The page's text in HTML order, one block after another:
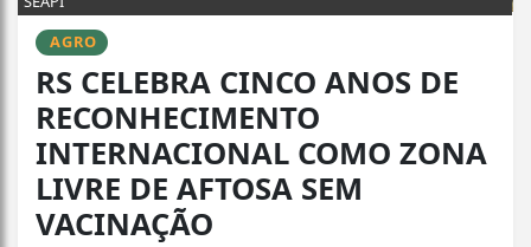
AGRO
RS CELEBRA CINCO ANOS DE
RECONHECIMENTO
INTERNACIONAL COMO ZONA
LIVRE DE AFTOSA SEM
VACINAÇÃO